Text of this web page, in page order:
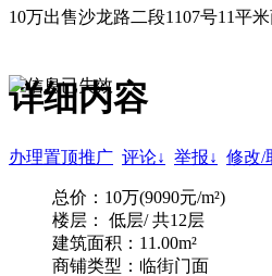
10万出售沙龙路二段1107号11平
详细内容
办理置顶推广 评论↓ 举报↓ 修改/
总价：10万(9090元/m²)
楼层： 低层/ 共12层
建筑面积：11.00m²
商铺类型：临街门面